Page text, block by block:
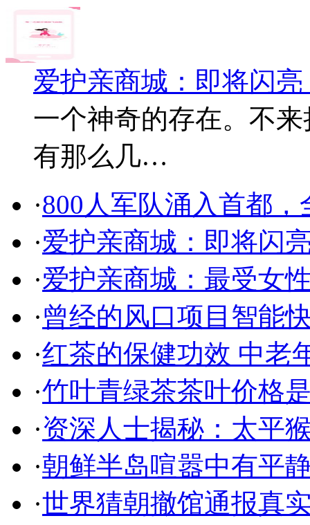
爱护亲商城：即将闪亮
一个神奇的存在。不
有那么几…
·800人军队涌入首都
·爱护亲商城：即将闪
·爱护亲商城：最受女
·曾经的风口项目智能
·红茶的保健功效 中老
·竹叶青绿茶茶叶价格
·资深人士揭秘：太平
·朝鲜半岛喧嚣中有平
·世界猜朝撤馆通报真